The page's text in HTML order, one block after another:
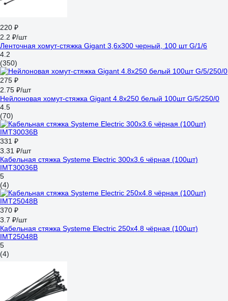
220 ₽
2.2 ₽/шт
Ленточная хомут-стяжка Gigant 3,6х300 черный, 100 шт G/1/6
4.2
(350)
275 ₽
2.75 ₽/шт
Нейлоновая хомут-стяжка Gigant 4.8x250 белый 100шт G/5/250/0
4.5
(70)
331 ₽
3.31 ₽/шт
Кабельная стяжка Systeme Electric 300x3.6 чёрная (100шт)
IMT30036B
5
(4)
370 ₽
3.7 ₽/шт
Кабельная стяжка Systeme Electric 250x4.8 чёрная (100шт)
IMT25048B
5
(4)